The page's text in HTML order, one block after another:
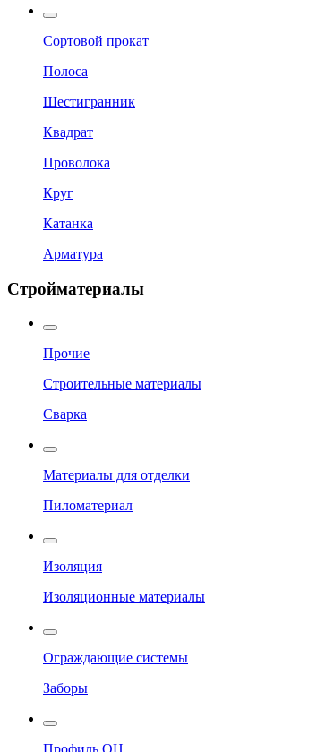
Сортовой прокат
Полоса
Шестигранник
Квадрат
Проволока
Круг
Катанка
Арматура
Стройматериалы
Прочие
Строительные материалы
Сварка
Материалы для отделки
Пиломатериал
Изоляция
Изоляционные материалы
Ограждающие системы
Заборы